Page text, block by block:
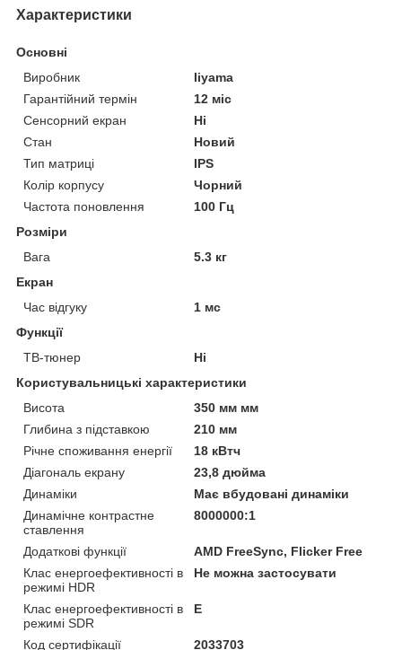
Характеристики
Основні
Виробник
Iiyama
Гарантійний термін
12 міс
Сенсорний екран
Ні
Стан
Новий
Тип матриці
IPS
Колір корпусу
Чорний
Частота поновлення
100 Гц
Розміри
Вага
5.3 кг
Екран
Час відгуку
1 мс
Функції
ТВ-тюнер
Ні
Користувальницькі характеристики
Висота
350 мм мм
Глибина з підставкою
210 мм
Річне споживання енергії
18 кВтч
Діагональ екрану
23,8 дюйма
Динаміки
Має вбудовані динаміки
Динамічне контрастне
ставлення
8000000:1
Додаткові функції
AMD FreeSync, Flicker Free
Клас енергоефективності в
режимі HDR
Не можна застосувати
Клас енергоефективності в
режимі SDR
E
Код сертифікації
2033703